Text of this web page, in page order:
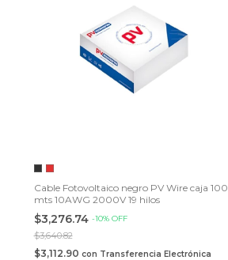
Cable Fotovoltaico negro PV Wire caja 100
mts 10AWG 2000V 19 hilos
$3,276.74 -10% OFF
$3,640.82
$3,112.90 con Transferencia Electrónica